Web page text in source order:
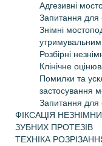
Адгезивні
Запитання
Знімні
Розбірні
Клінічне
Помилки та
застосування
Запитання
ФІКСАЦІЯ
ЗУБНИХ ПРОТЕЗІВ
ТЕХНІКА